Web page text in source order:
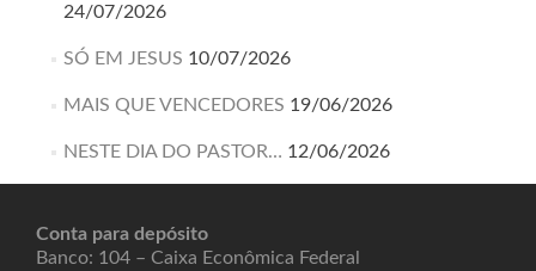
24/07/2026
SÓ EM JESUS 10/07/2026
MAIS QUE VENCEDORES 19/06/2026
NESTE DIA DO PASTOR… 12/06/2026
Conta para depósito
Banco: 104 – Caixa Econômica Federal